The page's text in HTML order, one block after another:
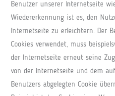
Benutzer unserer Internetseite
Wiedererkennung ist es, den
Internetseite zu erleichtern. Der
Cookies verwendet, muss
der Internetseite erneut seine
von der Internetseite und dem
Benutzers abgelegten Cookie